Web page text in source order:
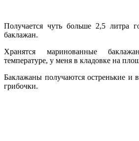
Получается чуть больше 2,5 литра
баклажан.
Хранятся маринованные
температуре, у меня в кладовке на
Баклажаны получаются остренькие и
грибочки.